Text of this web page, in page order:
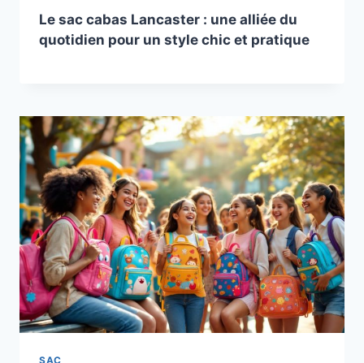
Le sac cabas Lancaster : une alliée du
quotidien pour un style chic et pratique
SAC